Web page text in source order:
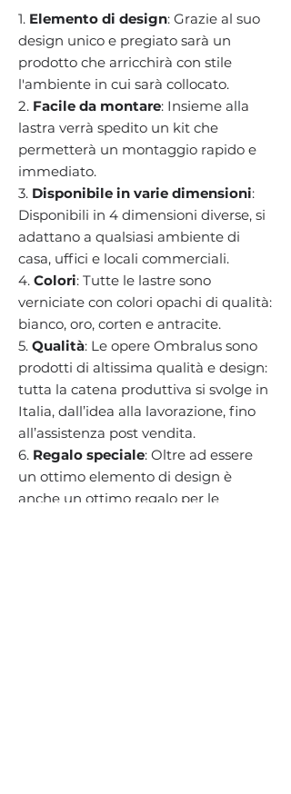
1. Elemento di design: Grazie al suo
design unico e pregiato sarà un
prodotto che arricchirà con stile
l'ambiente in cui sarà collocato.
2. Facile da montare: Insieme alla
lastra verrà spedito un kit che
permetterà un montaggio rapido e
immediato.
3. Disponibile in varie dimensioni:
Disponibili in 4 dimensioni diverse, si
adattano a qualsiasi ambiente di
casa, uffici e locali commerciali.
4. Colori: Tutte le lastre sono
verniciate con colori opachi di qualità:
bianco, oro, corten e antracite.
5. Qualità: Le opere Ombralus sono
prodotti di altissima qualità e design:
tutta la catena produttiva si svolge in
Italia, dall’idea alla lavorazione, fino
all’assistenza post vendita.
6. Regalo speciale: Oltre ad essere
un ottimo elemento di design è
anche un ottimo regalo per le